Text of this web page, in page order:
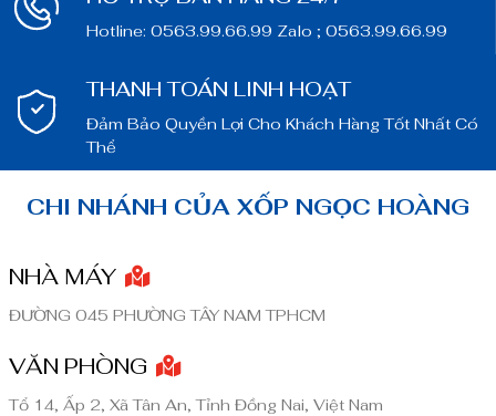
Hotline: 0563.99.66.99 Zalo ; 0563.99.66.99
THANH TOÁN LINH HOẠT
Đảm Bảo Quyền Lợi Cho Khách Hàng Tốt Nhất Có
Thể
CHI NHÁNH CỦA XỐP NGỌC HOÀNG
NHÀ MÁY
ĐƯỜNG 045 PHƯỜNG TÂY NAM TPHCM
VĂN PHÒNG
Tổ 14, Ấp 2, Xã Tân An, Tỉnh Đồng Nai, Việt Nam